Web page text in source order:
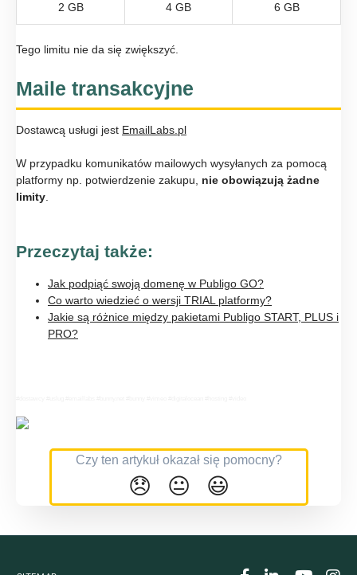
2 GB 4 GB 6 GB
Tego limitu nie da się zwiększyć.
Maile transakcyjne
Dostawcą usługi jest EmailLabs.pl
W przypadku komunikatów mailowych wysyłanych za pomocą
platformy np. potwierdzenie zakupu, nie obowiązują żadne
limity
Przeczytaj także:
Jak podpiąć swoją domenę w Publigo GO?
Co warto wiedzieć o wersji TRIAL platformy?
Jakie są różnice między pakietami Publigo START, PLUS i
PRO?
Czy ten artykuł okazał się pomocny?
😞 😐 😃